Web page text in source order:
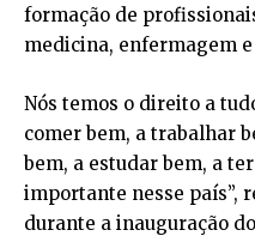
formação de
medicina, enfermagem
Nós temos o direito a
comer bem, a trabalhar
bem, a estudar bem, a
importante nesse país”,
durante a inauguração